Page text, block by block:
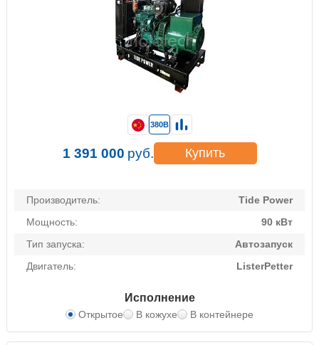
Производитель:
Tide Power
Мощность:
90 кВт
Тип запуска:
Автозапуск
Двигатель:
ListerPetter
Исполнение
Открытое В кожухе В контейнере
380В
1 391 000 руб. Купить